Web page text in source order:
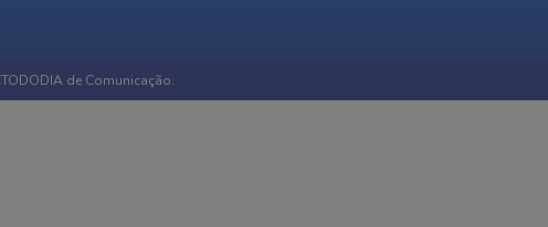
de Comunicação.